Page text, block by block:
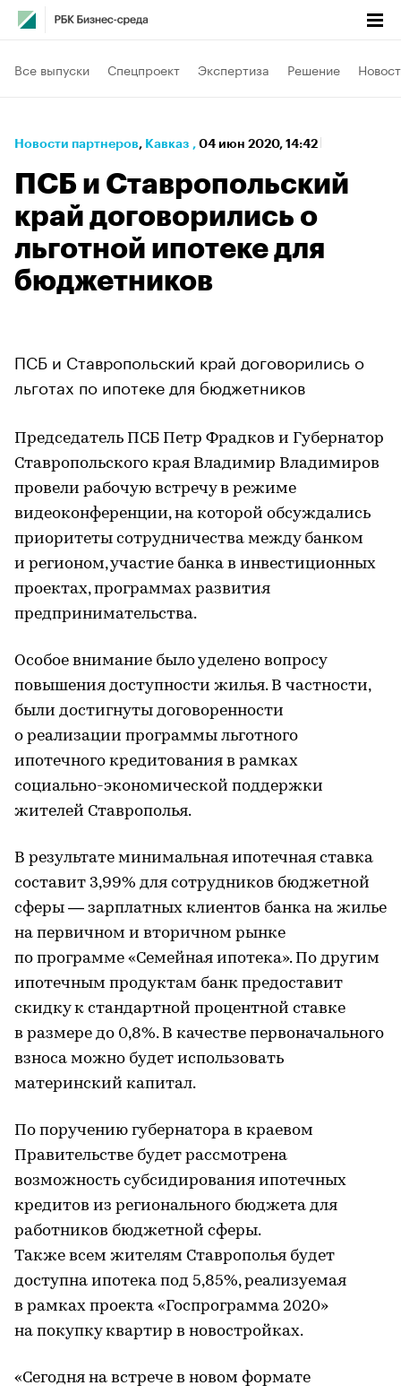
Все выпуски Спецпроект Экспертиза Решение
Новости партнеров⁠, Кавказ , 04 июн 2020, 14:42
ПСБ и Ставропольский
край договорились о
льготной ипотеке для
бюджетников
ПСБ и Ставропольский край договорились о
льготах по ипотеке для бюджетников
Председатель ПСБ Петр Фрадков и Губернатор
Ставропольского края Владимир Владимиров
провели рабочую встречу в режиме
видеоконференции, на которой обсуждались
приоритеты сотрудничества между банком
и регионом, участие банка в инвестиционных
проектах, программах развития
предпринимательства.
Особое внимание было уделено вопросу
повышения доступности жилья. В частности,
были достигнуты договоренности
о реализации программы льготного
ипотечного кредитования в рамках
социально-экономической поддержки
жителей Ставрополья.
В результате минимальная ипотечная ставка
составит 3,99% для сотрудников бюджетной
сферы — зарплатных клиентов банка на жилье
на первичном и вторичном рынке
по программе «Семейная ипотека». По другим
ипотечным продуктам банк предоставит
скидку к стандартной процентной ставке
в размере до 0,8%. В качестве первоначального
взноса можно будет использовать
материнский капитал.
По поручению губернатора в краевом
Правительстве будет рассмотрена
возможность субсидирования ипотечных
кредитов из регионального бюджета для
работников бюджетной сферы.
Также всем жителям Ставрополья будет
доступна ипотека под 5,85%, реализуемая
в рамках проекта «Госпрограмма 2020»
на покупку квартир в новостройках.
«Сегодня на встрече в новом формате